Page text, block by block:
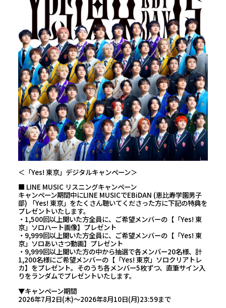
＜「Yes! 東京」デジタルキャンペーン＞
■ LINE MUSIC リスニングキャンペーン
キャンペーン期間中にLINE MUSICでEBiDAN (恵比寿学園男子
部) 「Yes! 東京」をたくさん聴いてくださった方に下記の特典を
プレゼントいたします。
・1,500回以上聞いた方全員に、ご希望メンバーの【「Yes! 東
京」ソロハート画像】プレゼント
・9,999回以上聞いた方全員に、ご希望メンバーの【「Yes! 東
京」ソロあいさつ動画】プレゼント
・9,999回以上聞いた方の中から抽選で各メンバー20名様、計
1,200名様にご希望メンバーの【「Yes! 東京」ソロクリアトレ
カ】をプレゼント。そのうち各メンバー5枚ずつ、直筆サイン入
りをランダムでプレゼントいたします。
▼キャンペーン期間
2026年7月2日(木)～2026年8月10日(月)23:59まで